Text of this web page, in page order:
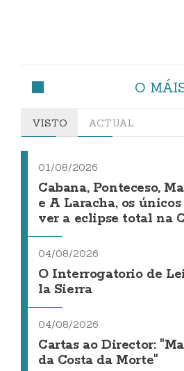
O
VISTO ACTUAL
01/08/2026
Cabana, Ponteceso,
e A Laracha, os
ver a eclipse total na
04/08/2026
O Interrogatorio de
la Sierra
04/08/2026
Cartas ao Director:
da Costa da Morte"